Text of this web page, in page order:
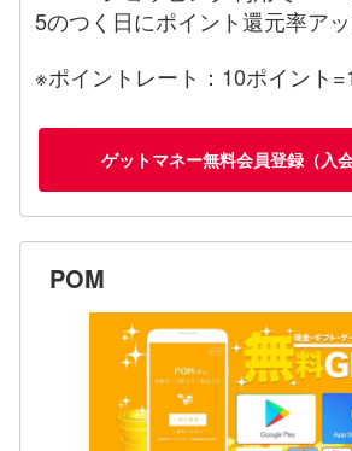
5のつく日にポイント還元率アッ
※ポイントレート：10ポイント
ゲットマネー無料会員登録（入
POM